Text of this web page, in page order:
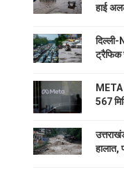
हाई
दिल्ली-
ट्रैफिक
META
567
हालात,